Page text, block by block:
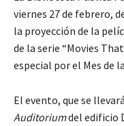
viernes 27 de febrero,
la proyección de la
de la serie “Movies
especial por el Mes de
El evento, que se
Auditoriumdel edificio